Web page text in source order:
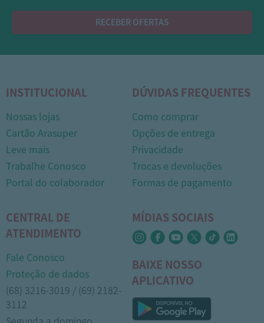
RECEBER OFERTAS
INSTITUCIONAL
Nossas lojas
Cartão Arasuper
Leve mais
Trabalhe Conosco
Portal do colaborador
DÚVIDAS FREQUENTES
Como comprar
Opções de entrega
Privacidade
Trocas e devoluções
Formas de pagamento
CENTRAL DE
ATENDIMENTO
Fale Conosco
Proteção de dados
(68) 3216-3019 / (69) 2182-
3112
MÍDIAS SOCIAIS
BAIXE NOSSO
APLICATIVO